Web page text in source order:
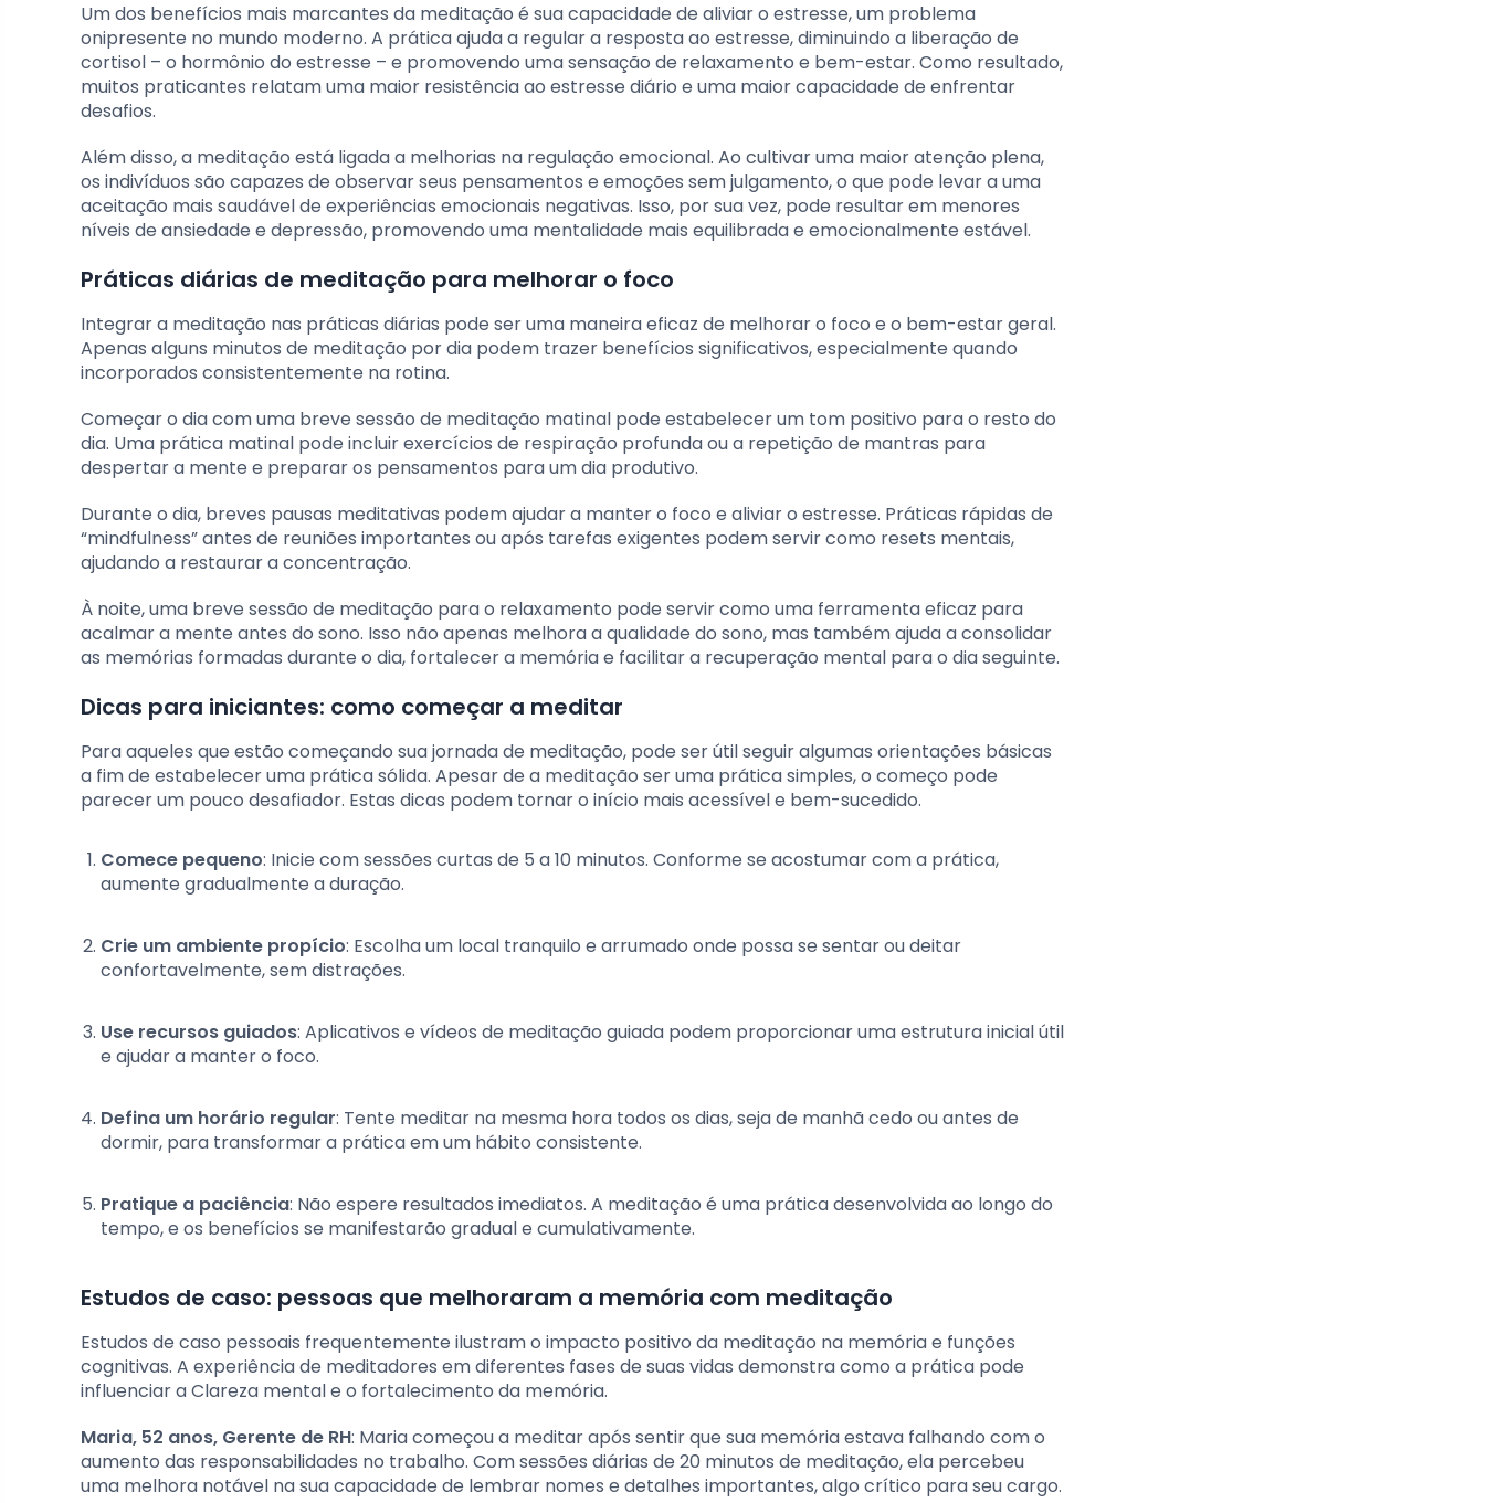
Um dos benefícios mais marcantes da meditação é sua capacidade de aliviar o estresse, um problema
onipresente no mundo moderno. A prática ajuda a regular a resposta ao estresse, diminuindo a liberação de
cortisol – o hormônio do estresse – e promovendo uma sensação de relaxamento e bem-estar. Como resultado,
muitos praticantes relatam uma maior resistência ao estresse diário e uma maior capacidade de enfrentar
desafios.
Além disso, a meditação está ligada a melhorias na regulação emocional. Ao cultivar uma maior atenção plena,
os indivíduos são capazes de observar seus pensamentos e emoções sem julgamento, o que pode levar a uma
aceitação mais saudável de experiências emocionais negativas. Isso, por sua vez, pode resultar em menores
níveis de ansiedade e depressão, promovendo uma mentalidade mais equilibrada e emocionalmente estável.
Práticas diárias de meditação para melhorar o foco
Integrar a meditação nas práticas diárias pode ser uma maneira eficaz de melhorar o foco e o bem-estar geral.
Apenas alguns minutos de meditação por dia podem trazer benefícios significativos, especialmente quando
incorporados consistentemente na rotina.
Começar o dia com uma breve sessão de meditação matinal pode estabelecer um tom positivo para o resto do
dia. Uma prática matinal pode incluir exercícios de respiração profunda ou a repetição de mantras para
despertar a mente e preparar os pensamentos para um dia produtivo.
Durante o dia, breves pausas meditativas podem ajudar a manter o foco e aliviar o estresse. Práticas rápidas de
“mindfulness” antes de reuniões importantes ou após tarefas exigentes podem servir como resets mentais,
ajudando a restaurar a concentração.
À noite, uma breve sessão de meditação para o relaxamento pode servir como uma ferramenta eficaz para
acalmar a mente antes do sono. Isso não apenas melhora a qualidade do sono, mas também ajuda a consolidar
as memórias formadas durante o dia, fortalecer a memória e facilitar a recuperação mental para o dia seguinte.
Dicas para iniciantes: como começar a meditar
Para aqueles que estão começando sua jornada de meditação, pode ser útil seguir algumas orientações básicas
a fim de estabelecer uma prática sólida. Apesar de a meditação ser uma prática simples, o começo pode
parecer um pouco desafiador. Estas dicas podem tornar o início mais acessível e bem-sucedido.
Comece pequeno: Inicie com sessões curtas de 5 a 10 minutos. Conforme se acostumar com a prática,
aumente gradualmente a duração.
Crie um ambiente propício: Escolha um local tranquilo e arrumado onde possa se sentar ou deitar
confortavelmente, sem distrações.
Use recursos guiados: Aplicativos e vídeos de meditação guiada podem proporcionar uma estrutura inicial útil
e ajudar a manter o foco.
Defina um horário regular: Tente meditar na mesma hora todos os dias, seja de manhã cedo ou antes de
dormir, para transformar a prática em um hábito consistente.
Pratique a paciência: Não espere resultados imediatos. A meditação é uma prática desenvolvida ao longo do
tempo, e os benefícios se manifestarão gradual e cumulativamente.
Estudos de caso: pessoas que melhoraram a memória com meditação
Estudos de caso pessoais frequentemente ilustram o impacto positivo da meditação na memória e funções
cognitivas. A experiência de meditadores em diferentes fases de suas vidas demonstra como a prática pode
influenciar a Clareza mental e o fortalecimento da memória.
Maria, 52 anos, Gerente de RH: Maria começou a meditar após sentir que sua memória estava falhando com o
aumento das responsabilidades no trabalho. Com sessões diárias de 20 minutos de meditação, ela percebeu
uma melhora notável na sua capacidade de lembrar nomes e detalhes importantes, algo crítico para seu cargo.